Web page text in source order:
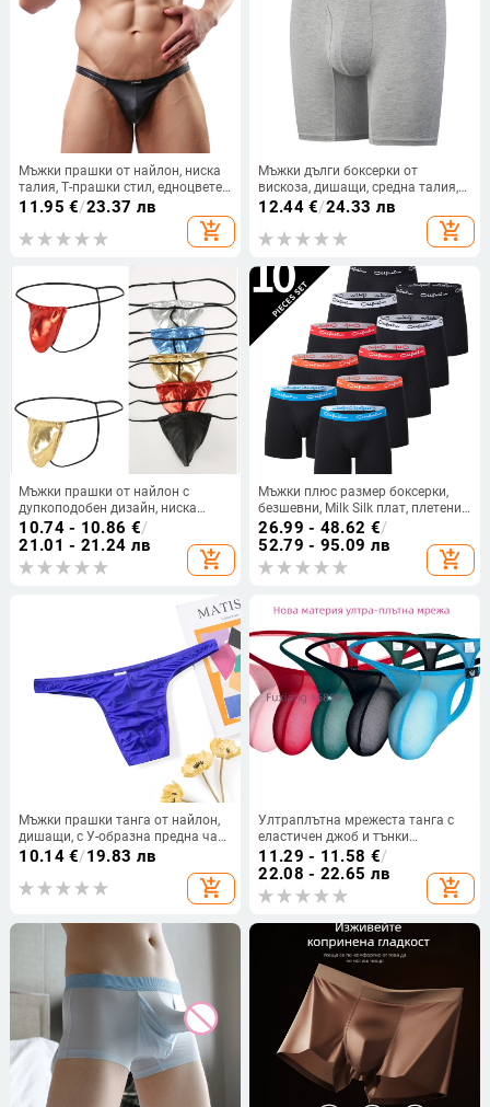
Мъжки прашки от найлон, ниска
талия, Т-прашки стил, едноцветен
модел, подплата 90–95% найлон
11.95 €/23.37 лв
add_shopping_cart
Мъжки дълги боксерки от
вискоза, дишащи, средна талия,
едноцветни, чатал от спандекс
12.44€/24.33 лв
add_shopping_cart
Мъжки прашки от найлон с
дупкоподобен дизайн, ниска
талия, дишащи
10.74 - 10.86 €/
21.01 - 21.24 лв
add_shopping_cart
Мъжки плюс размер боксерки,
безшевни, Milk Silk плат, плетени,
средна талия, полиестер 95–
100%
26.99 - 48.62 €/
52.79 - 95.09 лв
add_shopping_cart
Мъжки прашки танга от найлон,
дишащи, с У-образна предна част
и голям джоб, памучна подплата
10.14€/19.83 лв
add_shopping_cart
Ултраплътна мрежеста танга с
еластичен джоб и тънки
презрамки 9013
11.29 - 11.58 €/
22.08 - 22.65 лв
add_shopping_cart